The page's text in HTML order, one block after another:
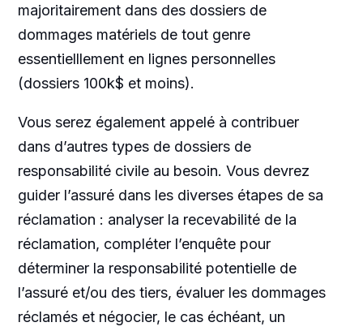
majoritairement dans des dossiers de
dommages matériels de tout genre
essentielllement en lignes personnelles
(dossiers 100k$ et moins).
Vous serez également appelé à contribuer
dans d’autres types de dossiers de
responsabilité civile au besoin. Vous devrez
guider l’assuré dans les diverses étapes de sa
réclamation : analyser la recevabilité de la
réclamation, compléter l’enquête pour
déterminer la responsabilité potentielle de
l’assuré et/ou des tiers, évaluer les dommages
réclamés et négocier, le cas échéant, un